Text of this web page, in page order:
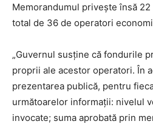
Memorandumul priveşte însă
total de 36 de operatori
„Guvernul susţine că fondurile
proprii ale acestor operatori. În
prezentarea publică, pentru
următoarelor informaţii: nivelul
invocate; suma aprobată prin